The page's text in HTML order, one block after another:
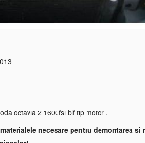
octavia 2 1600fsi blf tip motor .
necesare pentru demontarea si